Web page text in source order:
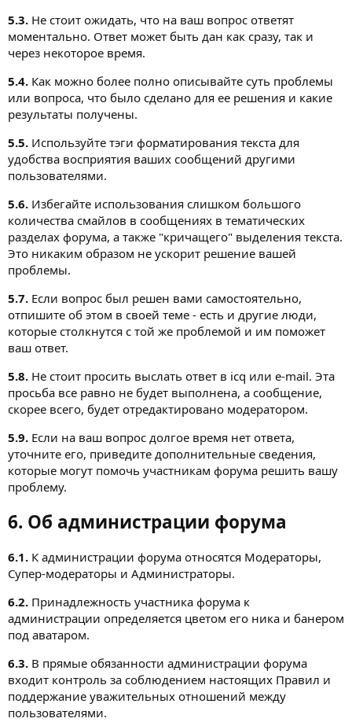
5.3. Не стоит ожидать, что на ваш вопрос ответят
моментально. Ответ может быть дан как сразу, так и
через некоторое время.
5.4. Как можно более полно описывайте суть проблемы
или вопроса, что было сделано для ее решения и какие
результаты получены.
5.5. Используйте тэги форматирования текста для
удобства восприятия ваших сообщений другими
пользователями.
5.6. Избегайте использования слишком большого
количества смайлов в сообщениях в тематических
разделах форума, а также "кричащего" выделения текста.
Это никаким образом не ускорит решение вашей
проблемы.
5.7. Если вопрос был решен вами самостоятельно,
отпишите об этом в своей теме - есть и другие люди,
которые столкнутся с той же проблемой и им поможет
ваш ответ.
5.8. Не стоит просить выслать ответ в icq или e-mail. Эта
просьба все равно не будет выполнена, а сообщение,
скорее всего, будет отредактировано модератором.
5.9. Если на ваш вопрос долгое время нет ответа,
уточните его, приведите дополнительные сведения,
которые могут помочь участникам форума решить вашу
проблему.
6. Об администрации форума
6.1. К администрации форума относятся Модераторы,
Супер-модераторы и Администраторы.
6.2. Принадлежность участника форума к
администрации определяется цветом его ника и банером
под аватаром.
6.3. В прямые обязанности администрации форума
входит контроль за соблюдением настоящих Правил и
поддержание уважительных отношений между
пользователями.